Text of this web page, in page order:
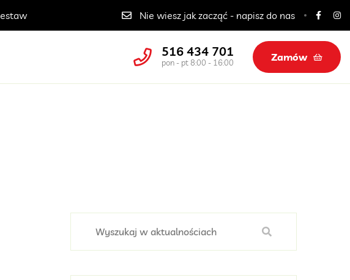
Catering dla szkół, przedszkoli i żłobków
Nie wiesz jak zacząć - napisz do nas
516 434 701
pon - pt 8:00 - 16:00 Zamów